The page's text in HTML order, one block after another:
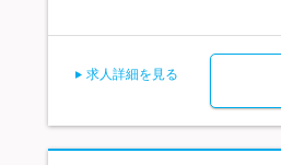
求人詳細を見る